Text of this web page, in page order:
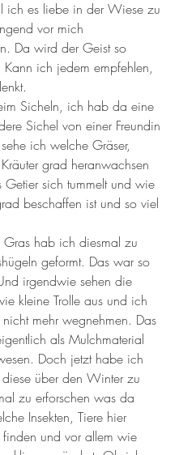
ich es liebe in der Wiese zu
vor mich
Da wird der Geist so
ich jedem empfehlen,
Sicheln, ich hab da eine
Sichel von einer Freundin
ich welche Gräser,
grad heranwachsen
Getier sich tummelt und wie
beschaffen ist und so viel
Gras hab ich diesmal zu
geformt. Das war so
irgendwie sehen die
kleine Trolle aus und ich
mehr wegnehmen. Das
als Mulchmaterial
Doch jetzt habe ich
diese über den Winter zu
zu erforschen was da
Insekten, Tiere hier
finden und vor allem wie